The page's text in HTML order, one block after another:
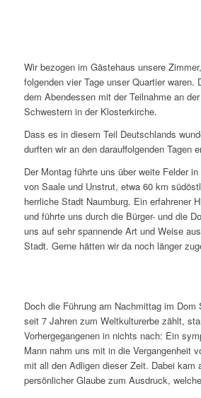
Wir bezogen im Gästehaus unsere
folgenden vier Tage unser Quartier waren.
dem Abendessen mit der Teilnahme an
Schwestern in der Klosterkirche.
Dass es in diesem Teil Deutschlands
durften wir an den darauffolgenden Tagen
Der Montag führte uns über weite Felder
von Saale und Unstrut, etwa 60 km
herrliche Stadt Naumburg. Ein erfahrener
und führte uns durch die Bürger- und die
uns auf sehr spannende Art und Weise
Stadt. Gerne hätten wir da noch länger
Doch die Führung am Nachmittag im
seit 7 Jahren zum Weltkulturerbe zählt,
Vorhergegangenen in nichts nach: Ein
Mann nahm uns mit in die Vergangenheit
mit all den Adligen dieser Zeit. Dabei kam
persönlicher Glaube zum Ausdruck,